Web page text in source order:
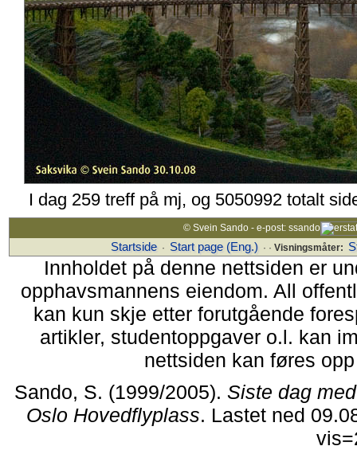
I dag 259 treff på mj, og 5050992 totalt
© Svein Sando - e-post: ssando
Startside · Start page (Eng.) · · Visningsmåter:
Innholdet på denne nettsiden er
opphavsmannens eiendom. All
kan kun skje etter forutgående
artikler, studentoppgaver o.l. kan
nettsiden kan føres
Sando, S. (1999/2005). Siste dag
Oslo Hovedflyplass. Lastet ned